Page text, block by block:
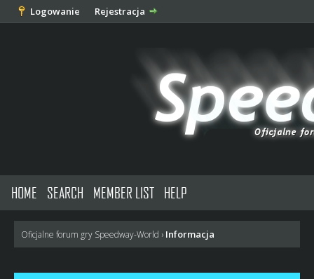
Logowanie Rejestracja
HOME SEARCH MEMBER LIST HELP
Oficjalne forum gry Speedway-World › Informacja